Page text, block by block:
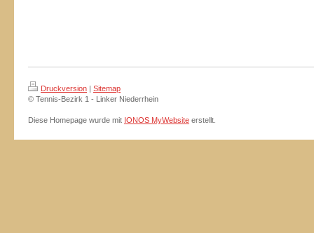
Druckversion | Sitemap
© Tennis-Bezirk 1 - Linker Niederrhein
Diese Homepage wurde mit IONOS MyWebsite erstellt.